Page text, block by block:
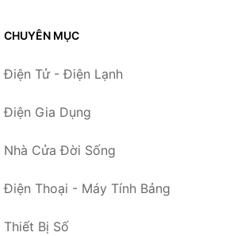
CHUYÊN MỤC
Điện Tử - Điện Lạnh
Điện Gia Dụng
Nhà Cửa Đời Sống
Điện Thoại - Máy Tính Bảng
Thiết Bị Số